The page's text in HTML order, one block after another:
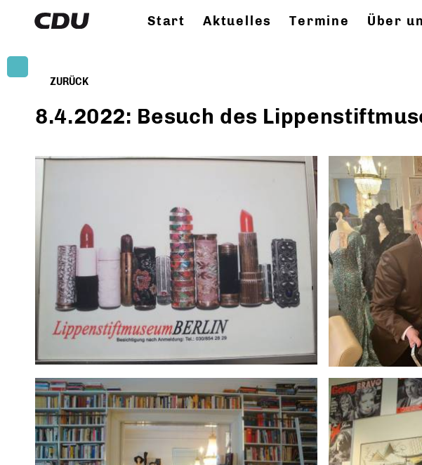
Start Aktuelles Termine Über
ZURÜCK
8.4.2022: Besuch des